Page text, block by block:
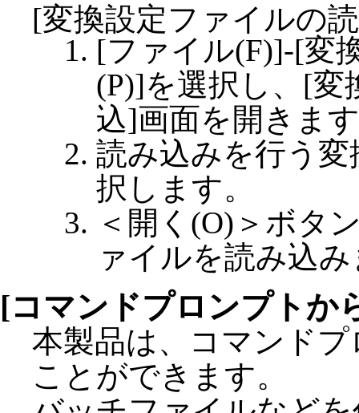
[変換設定ファイルの
[ファイル(F)]-[変
(P)]を選択し、[変
込]画面を開きま
読み込みを行う
択します。
＜開く(O)＞ボタ
ァイルを読み込
[コマンドプロンプトか
本製品は、コマンド
ことができます。